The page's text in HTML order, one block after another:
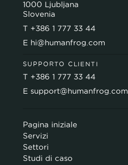
1000 Ljubljana
Slovenia
T +386 1 777 33 44
E hi@humanfrog.com
SUPPORTO CLIENTI
T +386 1 777 33 44
E support@humanfrog.com
Pagina iniziale
Servizi
Settori
Studi di caso